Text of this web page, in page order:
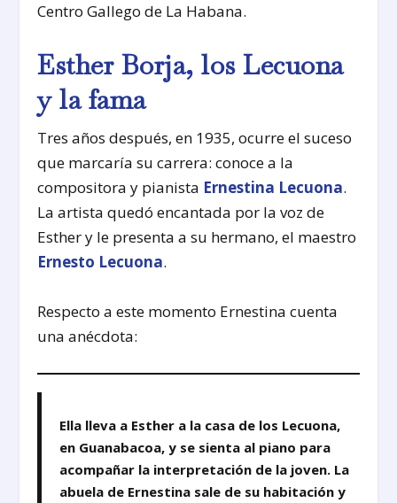
Centro Gallego de La Habana.
Esther Borja, los Lecuona
y la fama
Tres años después, en 1935, ocurre el suceso
que marcaría su carrera: conoce a la
compositora y pianista Ernestina Lecuona.
La artista quedó encantada por la voz de
Esther y le presenta a su hermano, el maestro
Ernesto Lecuona.
Respecto a este momento Ernestina cuenta
una anécdota:
Ella lleva a Esther a la casa de los Lecuona,
en Guanabacoa, y se sienta al piano para
acompañar la interpretación de la joven. La
abuela de Ernestina sale de su habitación y